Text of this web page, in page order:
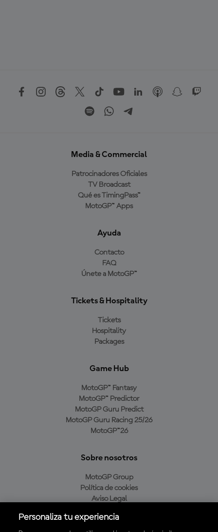
Media & Commercial
Patrocinadores Oficiales
TV Broadcast
Qué es TimingPass™
MotoGP™ Apps
Ayuda
Contacto
FAQ
Únete a MotoGP™
Tickets & Hospitality
Tickets
Hospitality
Packages
Game Hub
MotoGP™ Fantasy
MotoGP™ Predictor
MotoGP Guru Predict
MotoGP Guru Racing 25/26
MotoGP™26
Sobre nosotros
MotoGP Group
Política de cookies
Aviso Legal
Política de compra
Personaliza tu experiencia